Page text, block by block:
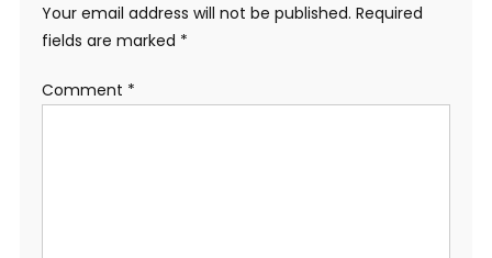
Your email address will not be published. Required
fields are marked *
Comment *